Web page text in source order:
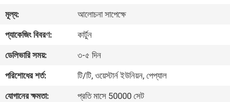
মান
নিয়ন্ত্রণ
যোগাযোগ
করুন
মূল্য:
আলোচনা সাপেক্ষে
প্যাকেজিং বিবরণ:
কার্টুন
ডেলিভারি সময়:
৩-৫ দিন
পরিশোধের শর্ত:
টি/টি, ওয়েস্টার্ন ইউনিয়ন, পেপ্যাল
যোগানের ক্ষমতা:
প্রতি মাসে 50000 সেট